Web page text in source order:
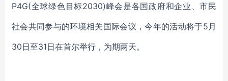
P4G(全球绿色目标2030)峰会是各国政府和企业、市民
社会共同参与的环境相关国际会议，今年的活动将于5月
30日至31日在首尔举行，为期两天。